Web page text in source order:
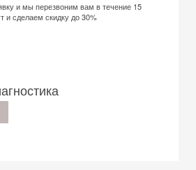
и мы перезвоним вам в течение 15
и сделаем скидку до 30%